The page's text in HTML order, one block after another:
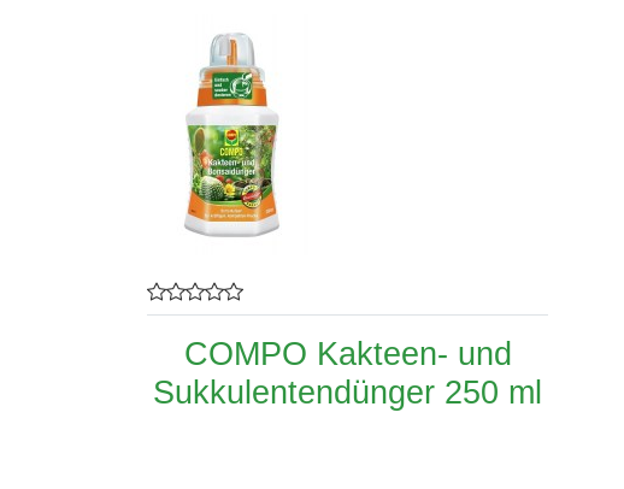
COMPO Kakteen- und
Sukkulentendünger 250 ml